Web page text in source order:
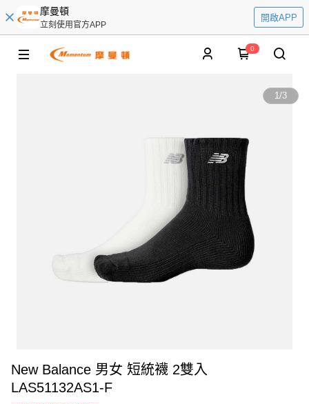
摩曼頓
立刻使用官方APP
開啟APP
0
1/3
New Balance 男女 短統襪 2雙入
LAS51132AS1-F